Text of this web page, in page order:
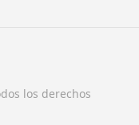
los derechos